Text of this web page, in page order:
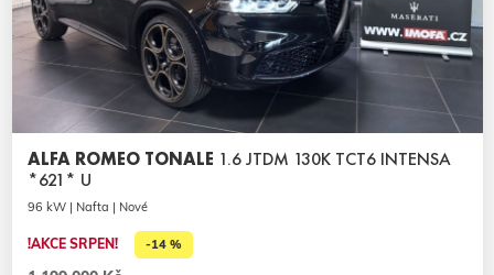
ALFA ROMEO TONALE 1.6 JTDM 130K TCT6 INTENSA
*621* U
96 kW | Nafta | Nové
!AKCE SRPEN! -14 %